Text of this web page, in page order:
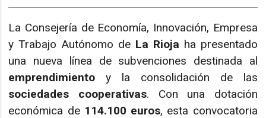
La Consejería de Economía, Innovación, Empresa
y Trabajo Autónomo de La Rioja ha presentado
una nueva línea de subvenciones destinada al
emprendimiento y la consolidación de las
sociedades cooperativas. Con una dotación
económica de 114.100 euros, esta convocatoria